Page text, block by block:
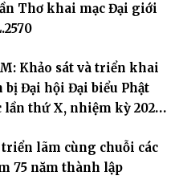
công tác truyền giới, đào tạo
g
Thơ khai mạc Đại giới
Khảo sát và triển khai
bị Đại hội Đại biểu Phật
lần thứ X, nhiệm kỳ 2026-
triển lãm cùng chuỗi các
75 năm thành lập